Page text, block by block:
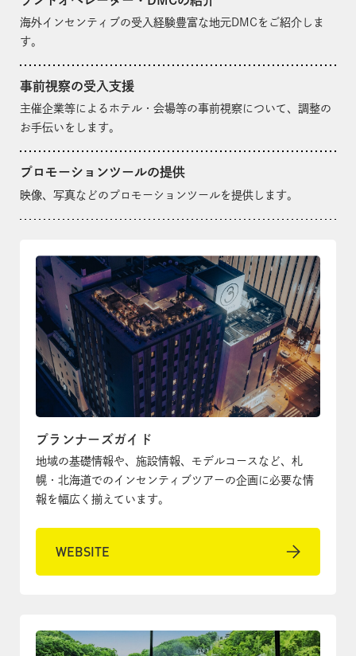
海外インセンティブの受入経験豊富な地元DMCをご紹介しま
す。
事前視察の受入支援
主催企業等によるホテル・会場等の事前視察について、調整の
お手伝いをします。
プロモーションツールの提供
映像、写真などのプロモーションツールを提供します。
プランナーズガイド
地域の基礎情報や、施設情報、モデルコースなど、札
幌・北海道でのインセンティブツアーの企画に必要な情
報を幅広く揃えています。
WEBSITE